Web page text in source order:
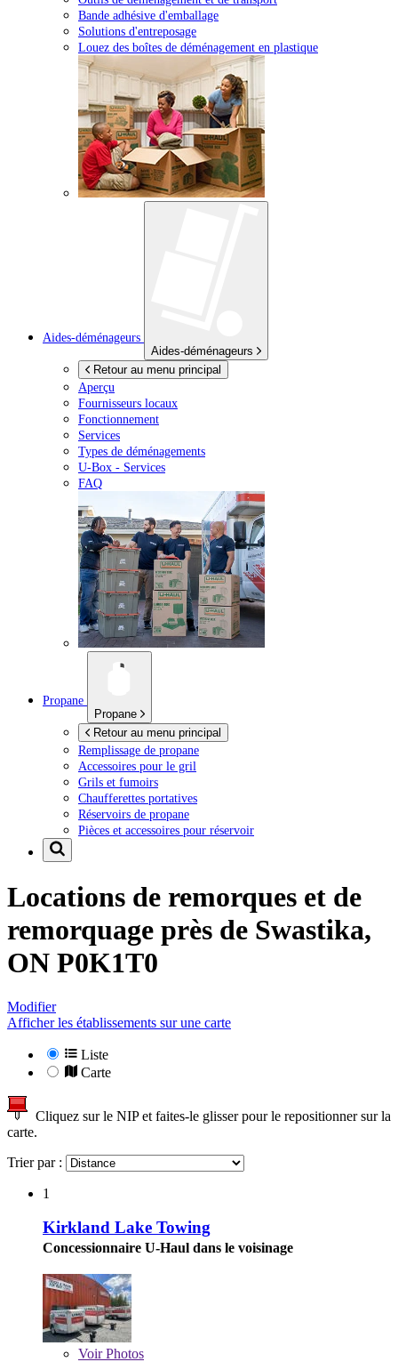
Bande adhésive d'emballage
Solutions d'entreposage
Louez des boîtes de déménagement en plastique
Aides-déménageurs
Aides-déménageurs
Retour au menu principal
Aperçu
Fournisseurs locaux
Fonctionnement
Services
Types de déménagements
U-Box - Services
FAQ
Propane
Propane
Retour au menu principal
Remplissage de propane
Accessoires pour le gril
Grils et fumoirs
Chaufferettes portatives
Réservoirs de propane
Pièces et accessoires pour réservoir
Locations de remorques et de
remorquage près de Swastika,
ON P0K1T0
Modifier
Afficher les établissements sur une carte
Liste
Carte
Cliquez sur le NIP et faites-le glisser pour le repositionner sur la
carte.
Trier par :
1
Kirkland Lake Towing
Concessionnaire U-Haul dans le voisinage
VoirPhotos